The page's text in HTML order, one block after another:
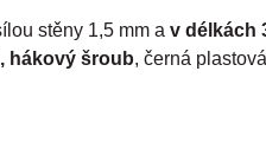
stěny 1,5 mm a v délkách
hákový šroub, černá plastová